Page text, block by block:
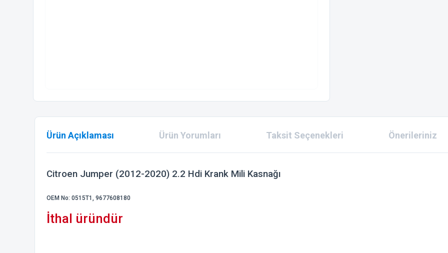
Ürün Açıklaması Ürün Yorumları Taksit Seçenekleri Önerileriniz
Citroen Jumper (2012-2020) 2.2 Hdi Krank Mili Kasnağı
OEM No: 0515T1, 9677608180
İthal üründür